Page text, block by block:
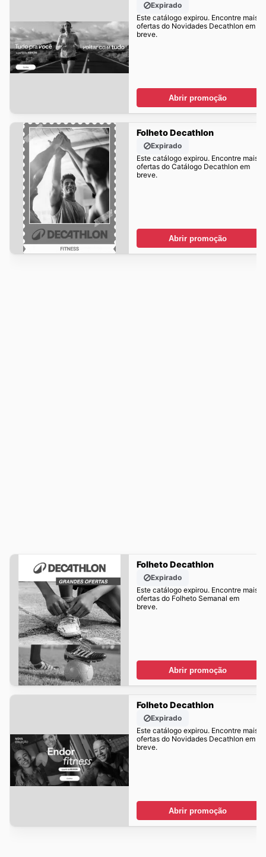
Expirado
Este catálogo expirou. Encontre mais
ofertas do Novidades Decathlon em
breve.
Abrir promoção
Folheto Decathlon
Expirado
Este catálogo expirou. Encontre mais
ofertas do Catálogo Decathlon em
breve.
Abrir promoção
Folheto Decathlon
Expirado
Este catálogo expirou. Encontre mais
ofertas do Folheto Semanal em
breve.
Abrir promoção
Folheto Decathlon
Expirado
Este catálogo expirou. Encontre mais
ofertas do Novidades Decathlon em
breve.
Abrir promoção